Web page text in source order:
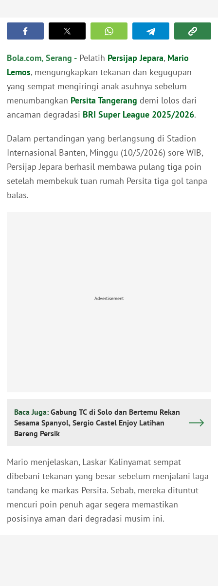
Bola.com, Serang - Pelatih Persijap Jepara, Mario
Lemos, mengungkapkan tekanan dan kegugupan
yang sempat mengiringi anak asuhnya sebelum
menumbangkan Persita Tangerang demi lolos dari
ancaman degradasi BRI Super League 2025/2026.
Dalam pertandingan yang berlangsung di Stadion
Internasional Banten, Minggu (10/5/2026) sore WIB,
Persijap Jepara berhasil membawa pulang tiga poin
setelah membekuk tuan rumah Persita tiga gol tanpa
balas.
Advertisement
Baca Juga: Gabung TC di Solo dan Bertemu Rekan
Sesama Spanyol, Sergio Castel Enjoy Latihan
Bareng Persik
Mario menjelaskan, Laskar Kalinyamat sempat
dibebani tekanan yang besar sebelum menjalani laga
tandang ke markas Persita. Sebab, mereka dituntut
mencuri poin penuh agar segera memastikan
posisinya aman dari degradasi musim ini.